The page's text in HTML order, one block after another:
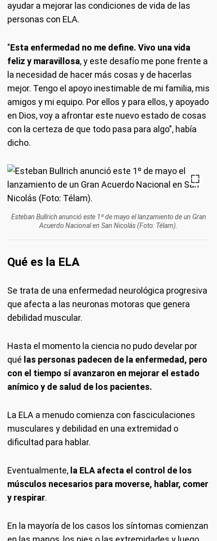
ayudar a mejorar las condiciones de vida de las
personas con ELA.
"Esta enfermedad no me define. Vivo una vida
feliz y maravillosa, y este desafío me pone frente a
la necesidad de hacer más cosas y de hacerlas
mejor. Tengo el apoyo inestimable de mi familia, mis
amigos y mi equipo. Por ellos y para ellos, y apoyado
en Dios, voy a afrontar este nuevo estado de cosas
con la certeza de que todo pasa para algo", había
dicho.
Esteban Bullrich anunció este 1º de mayo el lanzamiento de un Gran
Acuerdo Nacional en San Nicolás (Foto: Télam).
Qué es la ELA
Se trata de una enfermedad neurológica progresiva
que afecta a las neuronas motoras que genera
debilidad muscular.
Hasta el momento la ciencia no pudo develar por
qué las personas padecen de la enfermedad, pero
con el tiempo sí avanzaron en mejorar el estado
anímico y de salud de los pacientes.
La ELA a menudo comienza con fasciculaciones
musculares y debilidad en una extremidad o
dificultad para hablar.
Eventualmente, la ELA afecta el control de los
músculos necesarios para moverse, hablar, comer
y respirar.
En la mayoría de los casos los síntomas comienzan